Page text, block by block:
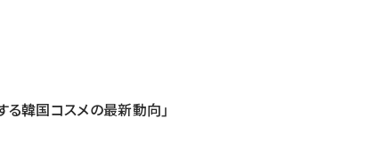
る韓国コスメの最新動向」